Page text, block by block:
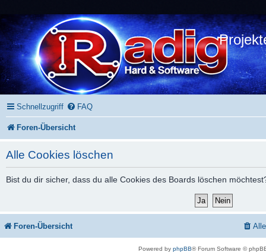
Schnellzugriff FAQ
Foren-Übersicht
Alle Cookies löschen
Bist du dir sicher, dass du alle Cookies des Boards löschen
Foren-Übersicht
Powered byphpBB® Forum Software ©